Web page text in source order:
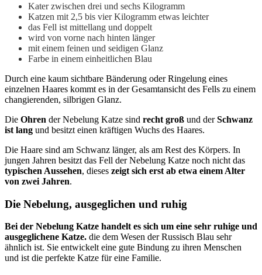
Kater zwischen drei und sechs Kilogramm
Katzen mit 2,5 bis vier Kilogramm etwas leichter
das Fell ist mittellang und doppelt
wird von vorne nach hinten länger
mit einem feinen und seidigen Glanz
Farbe in einem einheitlichen Blau
Durch eine kaum sichtbare Bänderung oder Ringelung eines
einzelnen Haares kommt es in der Gesamtansicht des Fells zu einem
changierenden, silbrigen Glanz.
Die Ohren der Nebelung Katze sind recht groß und derSchwanz
ist lang und besitzt einen kräftigen Wuchs des Haares.
Die Haare sind am Schwanz länger, als am Rest des Körpers. In
jungen Jahren besitzt das Fell der Nebelung Katze noch nicht das
typischen Aussehen, dieses zeigt sich erst ab etwa einem Alter
von zwei Jahren.
Die Nebelung, ausgeglichen und ruhig
Bei der Nebelung Katze handelt es sich um eine sehr ruhige und
ausgeglichene Katze. die dem Wesen der Russisch Blau sehr
ähnlich ist. Sie entwickelt eine gute Bindung zu ihren Menschen
und ist die perfekte Katze für eine Familie.